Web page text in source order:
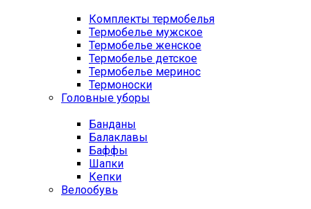
Комплекты термобелья
Термобелье мужское
Термобелье женское
Термобелье детское
Термобелье меринос
Термоноски
Головные уборы
Банданы
Балаклавы
Баффы
Шапки
Кепки
Велообувь